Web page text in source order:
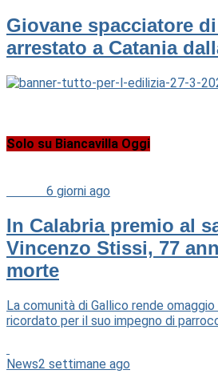
Giovane spacciatore
arrestato a Catania
Solo su Biancavilla Oggi
6 giorni ago
In Calabria premio al
Vincenzo Stissi, 77
morte
La comunità di Gallico rende
ricordato per il suo impegno di
News2 settimane ago